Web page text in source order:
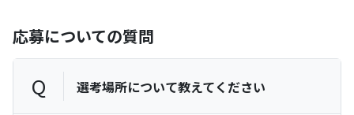
応募についての質問
Q 選考場所について教えてください